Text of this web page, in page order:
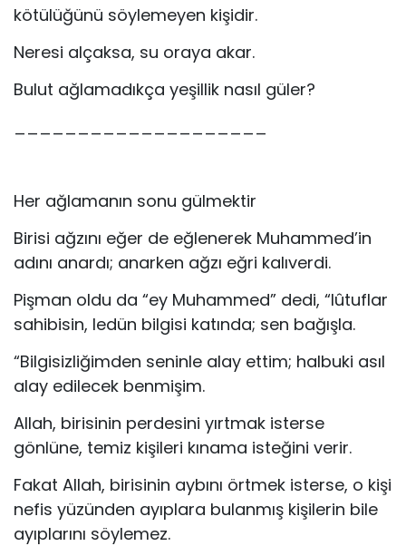
kötülüğünü söylemeyen kişidir.
Neresi alçaksa, su oraya akar.
Bulut ağlamadıkça yeşillik nasıl güler?
Her ağlamanın sonu gülmektir
Birisi ağzını eğer de eğlenerek Muhammed’in
adını anardı; anarken ağzı eğri kalıverdi.
Pişman oldu da “ey Muhammed” dedi, “lûtuflar
sahibisin, ledün bilgisi katında; sen bağışla.
“Bilgisizliğimden seninle alay ettim; halbuki asıl
alay edilecek benmişim.
Allah, birisinin perdesini yırtmak isterse
gönlüne, temiz kişileri kınama isteğini verir.
Fakat Allah, birisinin aybını örtmek isterse, o kişi
nefis yüzünden ayıplara bulanmış kişilerin bile
ayıplarını söylemez.